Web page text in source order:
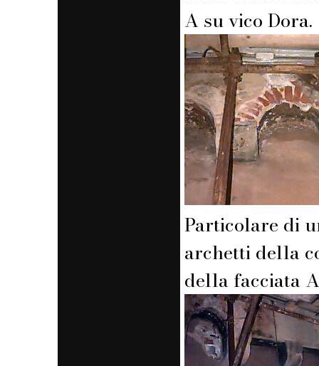
A su vico Dora.
Particolare di
archetti della
della facciata